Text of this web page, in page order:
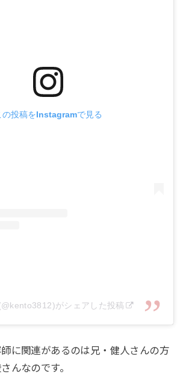
の投稿をInstagramで見る
がシェアした投稿
に関連があるのは兄・健人さんの方
んなのです。